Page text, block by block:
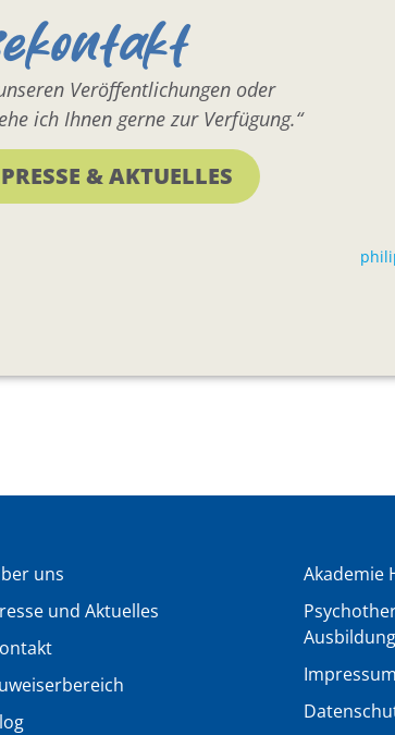
Veröffentlichungen oder
ich Ihnen gerne zur Verfügung.“
& AKTUELLES
uns
und Aktuelles
Akademie
Impressum